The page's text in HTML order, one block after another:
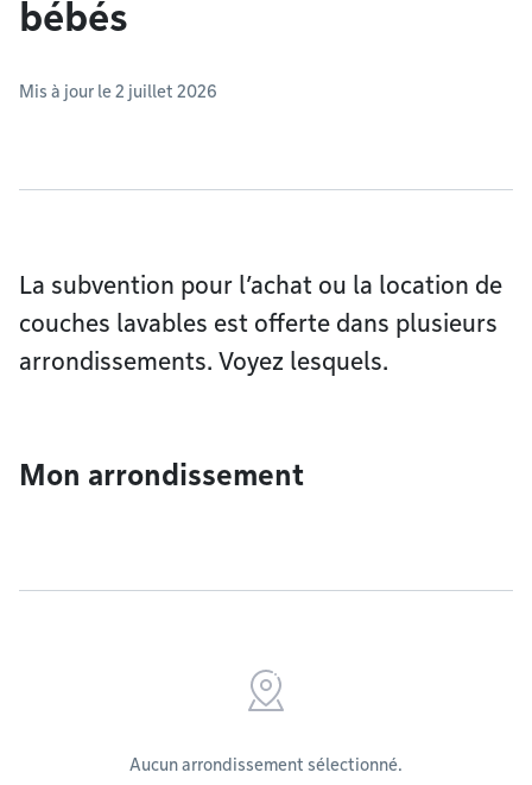
bébés
Mis à jour le 2 juillet 2026
La subvention pour l’achat ou la location de
couches lavables est offerte dans plusieurs
arrondissements. Voyez lesquels.
Mon arrondissement
Aucun arrondissement sélectionné.